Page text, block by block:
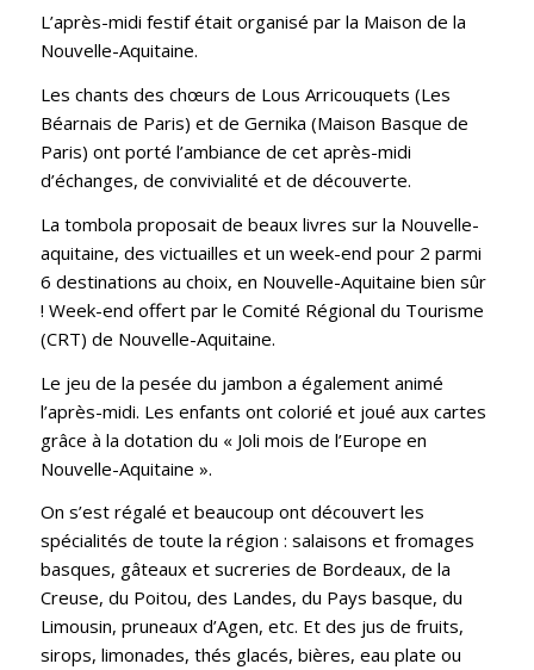
L’après-midi festif était organisé par la Maison de la
Nouvelle-Aquitaine.
Les chants des chœurs de Lous Arricouquets (Les
Béarnais de Paris) et de Gernika (Maison Basque de
Paris) ont porté l’ambiance de cet après-midi
d’échanges, de convivialité et de découverte.
La tombola proposait de beaux livres sur la Nouvelle-
aquitaine, des victuailles et un week-end pour 2 parmi
6 destinations au choix, en Nouvelle-Aquitaine bien sûr
! Week-end offert par le Comité Régional du Tourisme
(CRT) de Nouvelle-Aquitaine.
Le jeu de la pesée du jambon a également animé
l’après-midi. Les enfants ont colorié et joué aux cartes
grâce à la dotation du « Joli mois de l’Europe en
Nouvelle-Aquitaine ».
On s’est régalé et beaucoup ont découvert les
spécialités de toute la région : salaisons et fromages
basques, gâteaux et sucreries de Bordeaux, de la
Creuse, du Poitou, des Landes, du Pays basque, du
Limousin, pruneaux d’Agen, etc. Et des jus de fruits,
sirops, limonades, thés glacés, bières, eau plate ou